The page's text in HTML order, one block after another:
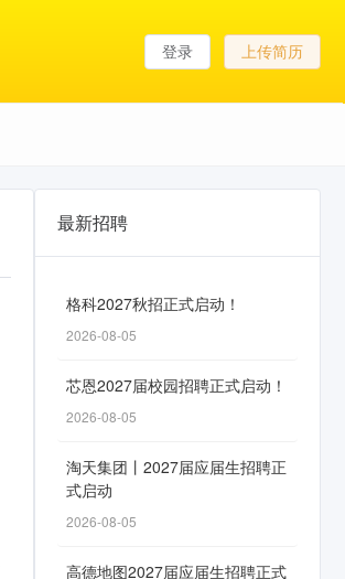
登录 上传简历
最新招聘
格科2027秋招正式启动！
2026-08-05
芯恩2027届校园招聘正式启动！
2026-08-05
淘天集团丨2027届应届生招聘正
式启动
2026-08-05
高德地图2027届应届生招聘正式